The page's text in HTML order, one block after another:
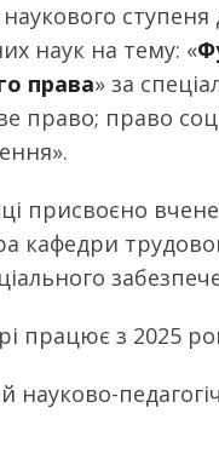
ступеня
наук на тему: «
права» за
право; право
присвоєно
кафедри
працює з 2025
науково-